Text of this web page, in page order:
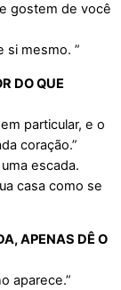
gostem de você
si mesmo. ”
DO QUE
particular, e o
coração.”
escada.
casa como se
APENAS DÊ O
aparece.”